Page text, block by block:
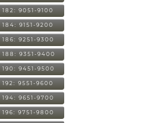
182: 9051-9100
184: 9151-9200
186: 9251-9300
188: 9351-9400
190: 9451-9500
192: 9551-9600
194: 9651-9700
196: 9751-9800